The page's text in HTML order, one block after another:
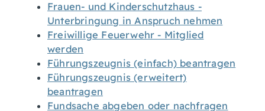
Frauen- und Kinderschutzhaus -
Unterbringung in Anspruch nehmen
Freiwillige Feuerwehr - Mitglied
werden
Führungszeugnis (einfach) beantragen
Führungszeugnis (erweitert)
beantragen
Fundsache abgeben oder nachfragen